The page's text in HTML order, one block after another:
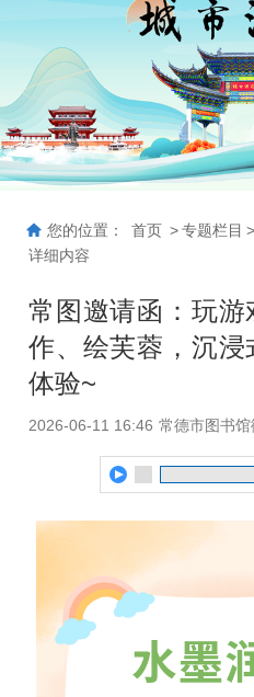
您的位置： 首页 > 专题栏目 >
详细内容
常图邀请函：玩
作、绘芙蓉，沉
体验~
2026-06-11 16:46 常德市图书馆